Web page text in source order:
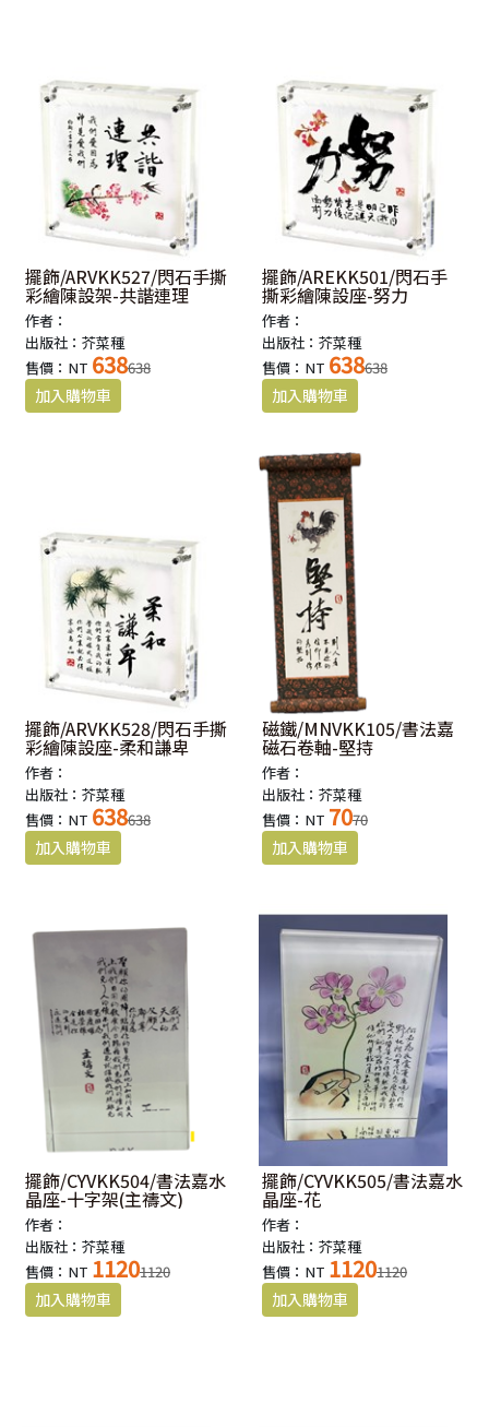
擺飾/ARVKK527/閃石手撕
彩繪陳設架-共諧連理
作者：
出版社：芥菜種
售價：NT 638638
擺飾/AREKK501/閃石手
撕彩繪陳設座-努力
作者：
出版社：芥菜種
售價：NT 638638
擺飾/ARVKK528/閃石手撕
彩繪陳設座-柔和謙卑
作者：
出版社：芥菜種
售價：NT 638638
磁鐵/MNVKK105/書法嘉
磁石卷軸-堅持
作者：
出版社：芥菜種
售價：NT 7070
擺飾/CYVKK504/書法嘉水
晶座-十字架(主禱文)
作者：
出版社：芥菜種
售價：NT 11201120
擺飾/CYVKK505/書法嘉水
晶座-花
作者：
出版社：芥菜種
售價：NT 11201120